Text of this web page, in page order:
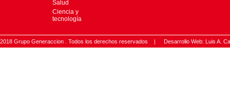
Salud
Ciencia y
tecnología
2018 Grupo Generaccion . Todos los derechos reservados | Desarrollo Web: Luis